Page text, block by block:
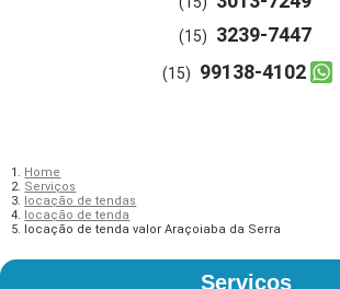
(15) 3239-7447
(15) 99138-4102
Home
Serviços
locação de tendas
locação de tenda
locação de tenda valor Araçoiaba da Serra
Serviços